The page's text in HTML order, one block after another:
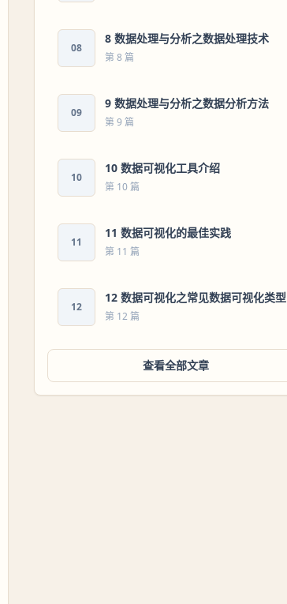
08
8 数据处理与分析之数据处理技术
第 8 篇
09
9 数据处理与分析之数据分析方法
第 9 篇
10
10 数据可视化工具介绍
第 10 篇
11
11 数据可视化的最佳实践
第 11 篇
12
12 数据可视化之常见数据可视化类型
第 12 篇
查看全部文章